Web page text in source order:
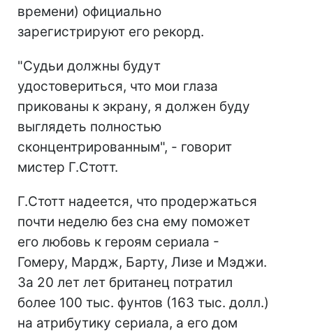
времени) официально
зарегистрируют его рекорд.
"Судьи должны будут
удостовериться, что мои глаза
прикованы к экрану, я должен буду
выглядеть полностью
сконцентрированным", - говорит
мистер Г.Стотт.
Г.Стотт надеется, что продержаться
почти неделю без сна ему поможет
его любовь к героям сериала -
Гомеру, Мардж, Барту, Лизе и Мэджи.
За 20 лет лет британец потратил
более 100 тыс. фунтов (163 тыс. долл.)
на атрибутику сериала, а его дом